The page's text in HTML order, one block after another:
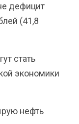
дефицит
(41,8
стать
экономики
нефть